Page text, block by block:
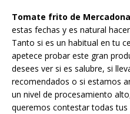
Tomate frito de Mercadona
estas fechas y es natural
Tanto si es un habitual en tu
apetece probar este gran
desees ver si es salubre, si
recomendados o si estamos
un nivel de procesamiento
queremos contestar todas